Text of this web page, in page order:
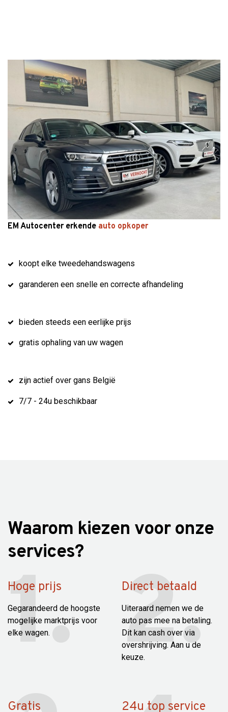
EM Autocenter erkende auto opkoper
koopt elke tweedehandswagens
garanderen een snelle en correcte afhandeling
bieden steeds een eerlijke prijs
gratis ophaling van uw wagen
zijn actief over gans België
7/7 - 24u beschikbaar
Waarom kiezen voor onze
services?
Hoge prijs
Gegarandeerd de hoogste
mogelijke marktprijs voor
elke wagen.
Direct betaald
Uiteraard nemen we de
auto pas mee na betaling.
Dit kan cash over via
overshrijving. Aan u de
keuze.
Gratis 24u top service